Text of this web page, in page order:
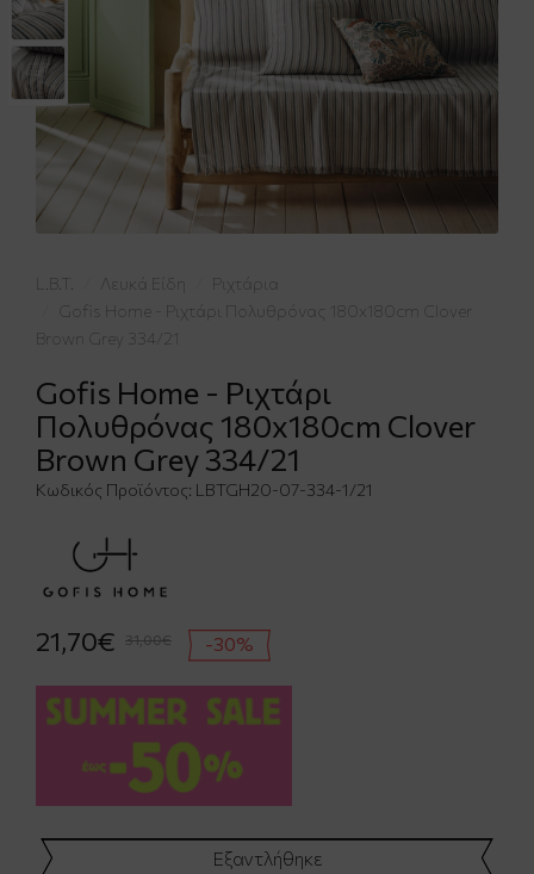
L.B.T. Λευκά Είδη
Ριχτάρια
Gofis Home - Ριχτάρι Πολυθρόνας 180x180cm Clover
Brown Grey 334/21
Gofis Home - Ριχτάρι
Πολυθρόνας 180x180cm Clover
Brown Grey 334/21
Κωδικός Προϊόντος: LBTGH20-07-334-1/21
21,70€ 31,00€ -30%
Εξαντλήθηκε